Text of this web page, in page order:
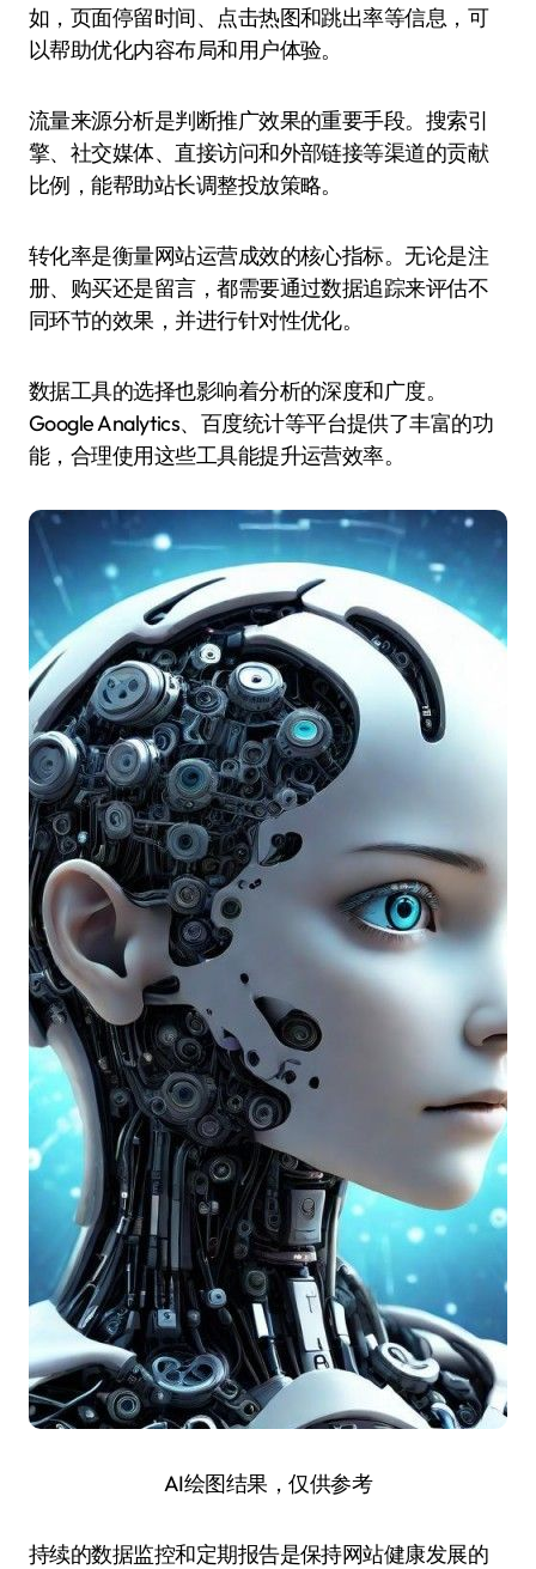
如，页面停留时间、点击热图和跳出率等信息，可
以帮助优化内容布局和用户体验。
流量来源分析是判断推广效果的重要手段。搜索引
擎、社交媒体、直接访问和外部链接等渠道的贡献
比例，能帮助站长调整投放策略。
转化率是衡量网站运营成效的核心指标。无论是注
册、购买还是留言，都需要通过数据追踪来评估不
同环节的效果，并进行针对性优化。
数据工具的选择也影响着分析的深度和广度。
Google Analytics、百度统计等平台提供了丰富的功
能，合理使用这些工具能提升运营效率。
AI绘图结果，仅供参考
持续的数据监控和定期报告是保持网站健康发展的